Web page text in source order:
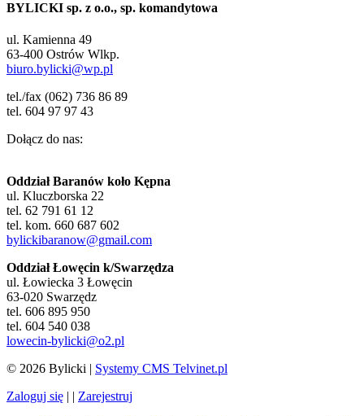
BYLICKI sp. z o.o., sp. komandytowa
ul. Kamienna 49
63-400 Ostrów Wlkp.
biuro.bylicki@wp.pl
tel./fax (062) 736 86 89
tel. 604 97 97 43
Dołącz do nas:
Oddział Baranów koło Kępna
ul. Kluczborska 22
tel. 62 791 61 12
tel. kom. 660 687 602
bylickibaranow@gmail.com
Oddział Łowęcin k/Swarzędza
ul. Łowiecka 3 Łowęcin
63-020 Swarzędz
tel. 606 895 950
tel. 604 540 038
lowecin-bylicki@o2.pl
© 2026 Bylicki | Systemy CMS Telvinet.pl
Zaloguj się | | Zarejestruj